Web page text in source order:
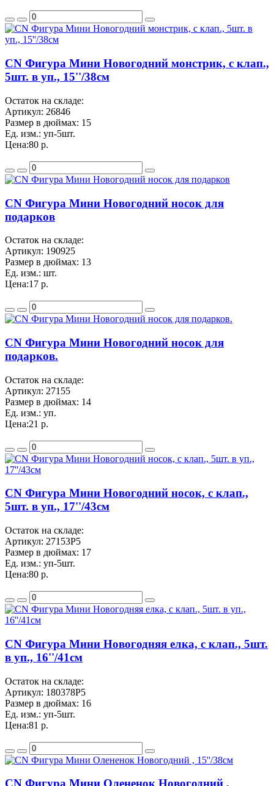
CN Фигура Мини Новогодний монстрик, с клап.,
5шт. в уп., 15''/38см
Остаток на складе:
Артикул: 26846
Размер в дюймах: 15
Ед. изм.: уп-5шт.
Цена:80 р.
CN Фигура Мини Новогодний носок для
подарков
Остаток на складе:
Артикул: 190925
Размер в дюймах: 13
Ед. изм.: шт.
Цена:17 р.
CN Фигура Мини Новогодний носок для
подарков.
Остаток на складе:
Артикул: 27155
Размер в дюймах: 14
Ед. изм.: уп.
Цена:21 р.
CN Фигура Мини Новогодний носок, с клап.,
5шт. в уп., 17''/43см
Остаток на складе:
Артикул: 27153P5
Размер в дюймах: 17
Ед. изм.: уп-5шт.
Цена:80 р.
CN Фигура Мини Новогодняя елка, с клап., 5шт.
в уп., 16''/41см
Остаток на складе:
Артикул: 180378P5
Размер в дюймах: 16
Ед. изм.: уп-5шт.
Цена:81 р.